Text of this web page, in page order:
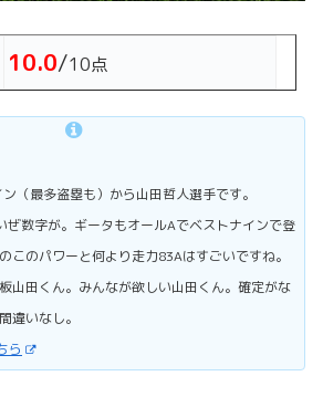
10.0/10点
（最多盗塁も）から山田哲人選手です。
ぜ数字が。ギータもオールAでベストナインで登
このパワーと何より走力83Aはすごいですね。
山田くん。みんなが欲しい山田くん。確定がな
違いなし。
ら